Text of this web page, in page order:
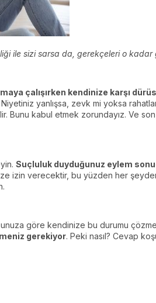
ile sizi sarsa da, gerekçeleri o
çalışırken kendinize karşı
yanlışsa, zevk mi yoksa
Bunu kabul etmek zorundayız. Ve
Suçluluk duyduğunuz eylem
izin verecektir, bu yüzden her
göre kendinize bu durumu
gerekiyor. Peki nasıl? Cevap